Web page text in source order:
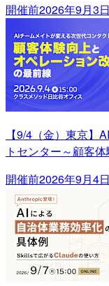
開催前2026年9月3
【9/4（金）東京】
トセンター～顧客
開催前2026年9月4